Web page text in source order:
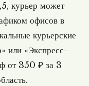
курьер может
офисов в
курьерские
или «Экспресс-
от 350 ₽ за 3